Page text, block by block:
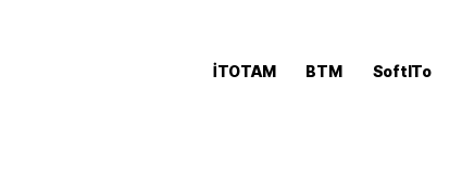
İTOTAM BTM SoftITo